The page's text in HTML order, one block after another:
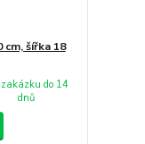
cm, šířka 18
do 14
dnů